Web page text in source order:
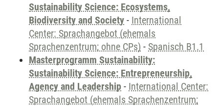
Sustainability Science: Ecosystems,
Biodiversity and Society - International
Center: Sprachangebot (ehemals
Sprachenzentrum; ohne CPs) - Spanisch B1.1
Masterprogramm Sustainability:
Sustainability Science: Entrepreneurship,
Agency and Leadership - International Center:
Sprachangebot (ehemals Sprachenzentrum;